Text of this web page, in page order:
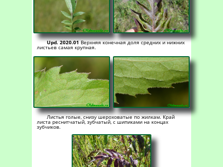
Upd. 2020.01Верхняя конечная доля средних и нижних
листьев самая крупная.
Листья голые, снизу шероховатые по жилкам. Край
листа реснитчатый, зубчатый, с шипиками на концах
зубчиков.